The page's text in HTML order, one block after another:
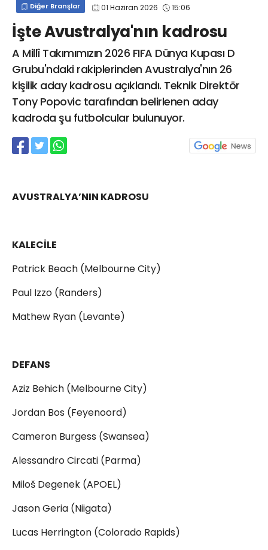
Diğer Branşlar 01 Haziran 2026 15:06
İşte Avustralya'nın kadrosu
A Millî Takımımızın 2026 FIFA Dünya Kupası D
Grubu'ndaki rakiplerinden Avustralya'nın 26
kişilik aday kadrosu açıklandı. Teknik Direktör
Tony Popovic tarafından belirlenen aday
kadroda şu futbolcular bulunuyor.
AVUSTRALYA’NIN KADROSU
KALECİLE
Patrick Beach (Melbourne City)
Paul Izzo (Randers)
Mathew Ryan (Levante)
DEFANS
Aziz Behich (Melbourne City)
Jordan Bos (Feyenoord)
Cameron Burgess (Swansea)
Alessandro Circati (Parma)
Miloš Degenek (APOEL)
Jason Geria (Niigata)
Lucas Herrington (Colorado Rapids)
info@spor41.com